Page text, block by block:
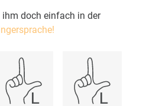
ihm doch einfach in der